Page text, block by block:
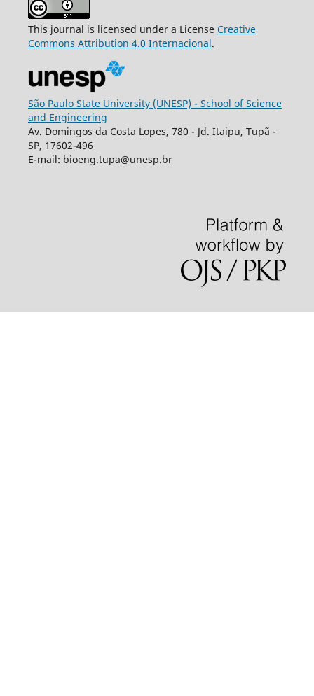
This journal is licensed under a License Creative
Commons Attribution 4.0 Internacional.
São Paulo State University (UNESP) - School of Science
and Engineering
Av. Domingos da Costa Lopes, 780 - Jd. Itaipu, Tupã -
SP, 17602-496
E-mail: bioeng.tupa@unesp.br